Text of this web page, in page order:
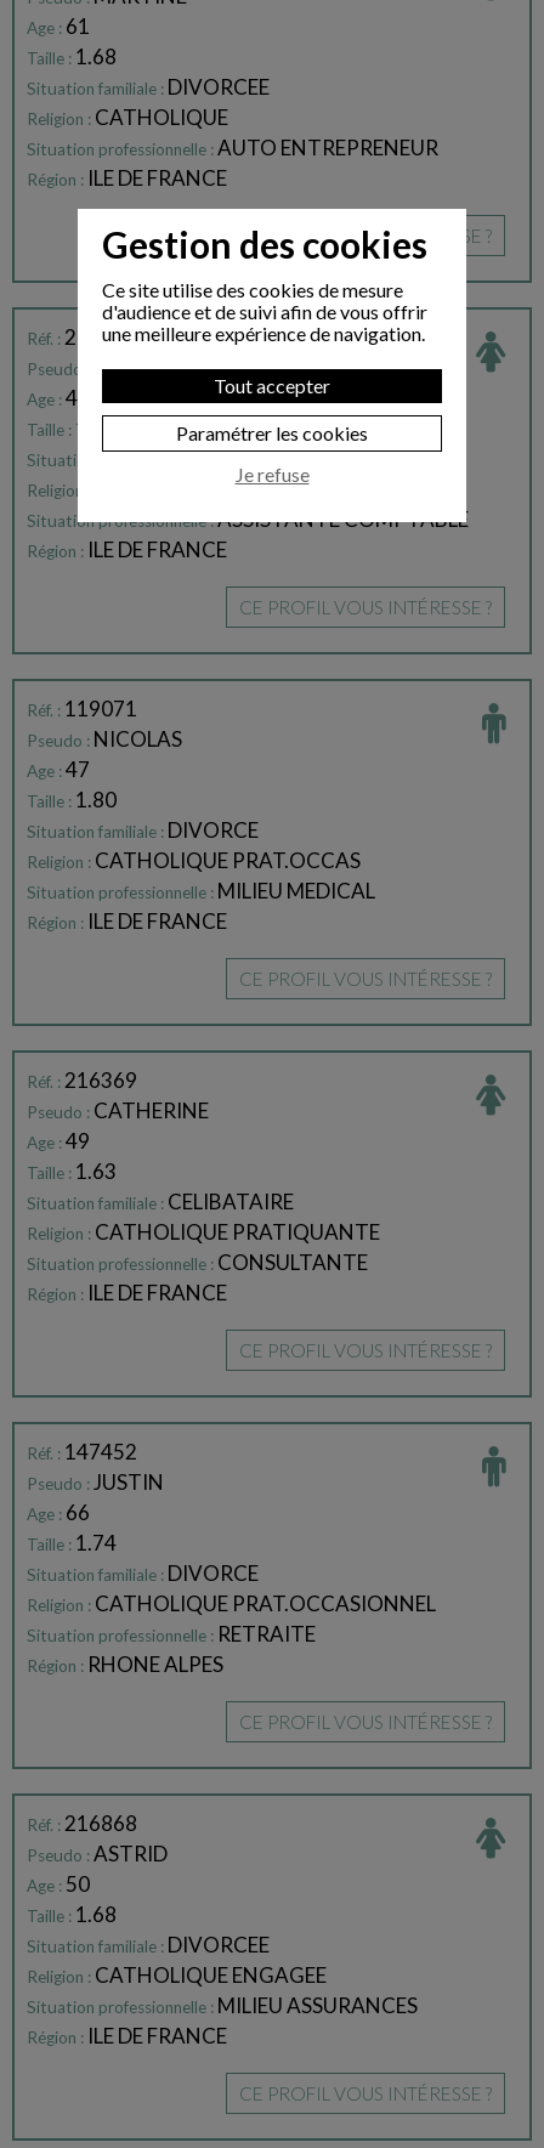
Age : 61
Taille : 1.68
Situation familiale : DIVORCEE
Religion : CATHOLIQUE
Situation professionnelle :AUTO ENTREPRENEUR
Région : ILE DE FRANCE
CE PROFIL VOUS INTÉRESSE ?
Réf. : 217279
Pseudo : AUDE
Age :44
Taille : 1.72
Situation familiale : CELIBATAIRE
Religion : CATHOLIQUE PRATIQUANTE
Situation professionnelle :ASSISTANTE COMPTABLE
Région : ILE DE FRANCE
CE PROFIL VOUS INTÉRESSE ?
Réf. : 119071
Pseudo : NICOLAS
Age :47
Taille : 1.80
Situation familiale : DIVORCE
Religion : CATHOLIQUE PRAT.OCCAS
Situation professionnelle : MILIEU MEDICAL
Région : ILE DE FRANCE
CE PROFIL VOUS INTÉRESSE ?
Réf. : 216369
Pseudo : CATHERINE
Age :49
Taille : 1.63
Situation familiale : CELIBATAIRE
Religion : CATHOLIQUE PRATIQUANTE
Situation professionnelle : CONSULTANTE
Région : ILE DE FRANCE
CE PROFIL VOUS INTÉRESSE ?
Réf. : 147452
Pseudo : JUSTIN
Age : 66
Taille : 1.74
Situation familiale : DIVORCE
Religion : CATHOLIQUE PRAT.OCCASIONNEL
Situation professionnelle : RETRAITE
Région : RHONE ALPES
CE PROFIL VOUS INTÉRESSE ?
Réf. : 216868
Pseudo :ASTRID
Age : 50
Taille : 1.68
Situation familiale : DIVORCEE
Religion : CATHOLIQUE ENGAGEE
Situation professionnelle : MILIEU ASSURANCES
Région : ILE DE FRANCE
CE PROFIL VOUS INTÉRESSE ?
Gestion des cookies
Ce site utilise des cookies de mesure
d'audience et de suivi afin de vous offrir
une meilleure expérience de navigation.
Tout accepter
Paramétrer les cookies
Je refuse